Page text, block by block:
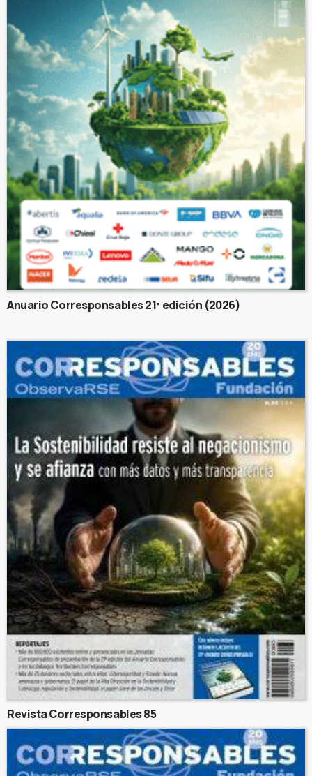
Anuario Corresponsables 21ª edición (2026)
Revista Corresponsables 85